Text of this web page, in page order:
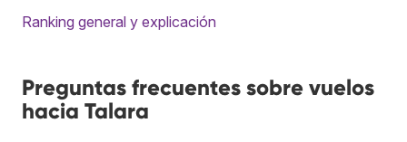
Ranking general y explicación
Preguntas frecuentes sobre vuelos
hacia Talara